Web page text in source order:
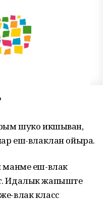
шуко икшыван,
еш-влаклан ойыра.
манме еш-влак
Идалык жапыште
влак класс